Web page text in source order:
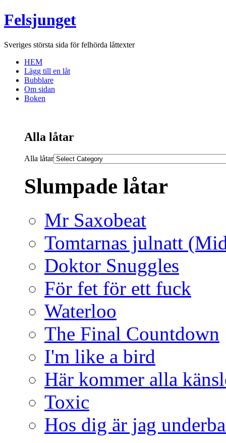
Felsjunget
Sveriges största sida för felhörda låttexter
HEM
Lägg till en låt
Bubblare
Om sidan
Boken
Alla låtar
Alla låtar
Slumpade låtar
Mr Saxobeat
Tomtarnas julnatt
Doktor Snuggles
För fet för ett fuck
Waterloo
The Final Countdown
I'm like a bird
Här kommer alla
Toxic
Hos dig är jag